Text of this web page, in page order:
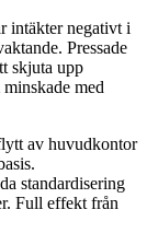
intäkter negativt i
Pressade
skjuta upp
med
av huvudkontor
standardisering
Full effekt från